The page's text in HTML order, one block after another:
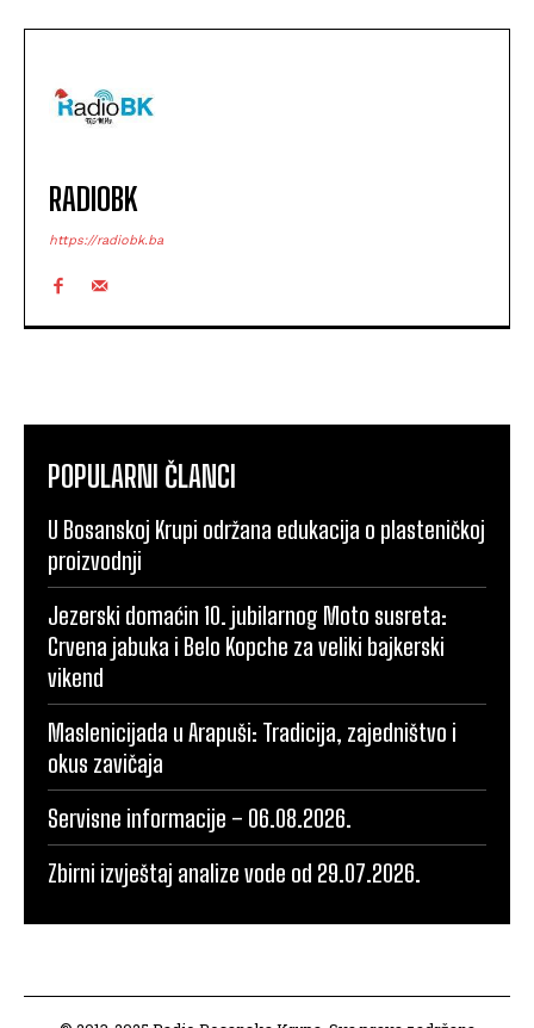
RADIOBK
https://radiobk.ba
POPULARNI ČLANCI
U Bosanskoj Krupi održana edukacija o plasteničkoj
proizvodnji
Jezerski domaćin 10. jubilarnog Moto susreta:
Crvena jabuka i Belo Kopche za veliki bajkerski
vikend
Maslenicijada u Arapuši: Tradicija, zajedništvo i
okus zavičaja
Servisne informacije – 06.08.2026.
Zbirni izvještaj analize vode od 29.07.2026.